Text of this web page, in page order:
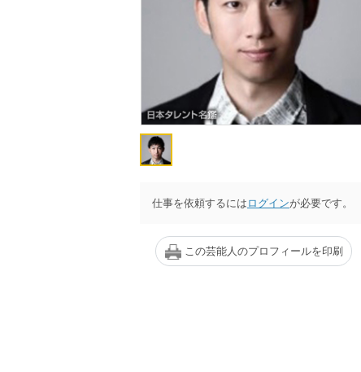
仕事を依頼するには ログインが必要です。
この芸能人のプロフィールを印刷